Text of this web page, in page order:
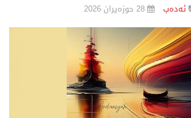
ئەدەب 28 حوزەیران 2026